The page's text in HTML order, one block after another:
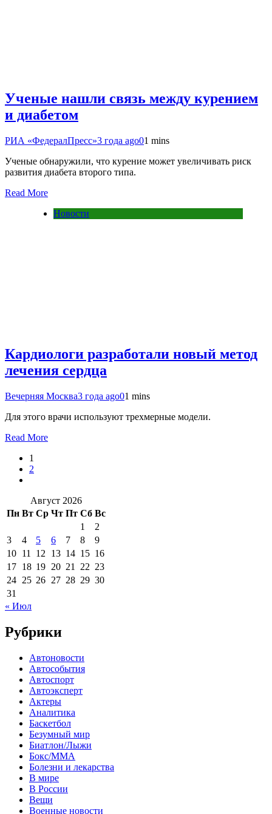
Ученые нашли связь между курением
и диабетом
РИА «ФедералПресс»3 года ago01 mins
Ученые обнаружили, что курение может увеличивать риск
развития диабета второго типа.
Read More
Новости
Кардиологи разработали новый метод
лечения сердца
Вечерняя Москва3 года ago01 mins
Для этого врачи используют трехмерные модели.
Read More
1
2
Август 2026
Пн Вт Ср Чт Пт Сб Вс
1
2
3
4 5 6 7 8
9
10 11 12 13 14 15 16
17 18 19 20 21 22 23
24 25 26 27 28 29 30
31
« Июл
Рубрики
Автоновости
Автособытия
Автоспорт
Автоэксперт
Актеры
Аналитика
Баскетбол
Безумный мир
Биатлон/Лыжи
Бокс/MMA
Болезни и лекарства
В мире
В России
Вещи
Военные новости